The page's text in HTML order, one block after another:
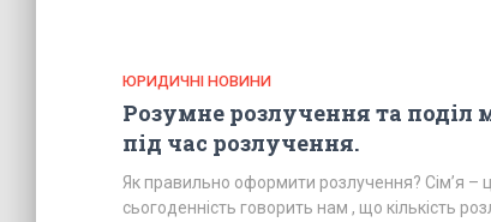
ЮРИДИЧНІ НОВИНИ
Розумне розлучення та поділ
під час розлучення.
Як правильно оформити розлучення? Сім’я –
сьогоденність говорить нам , що кількість